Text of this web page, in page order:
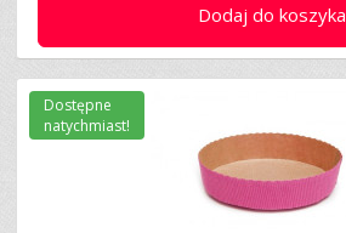
Dodaj do koszyka
Dostępne
natychmiast!